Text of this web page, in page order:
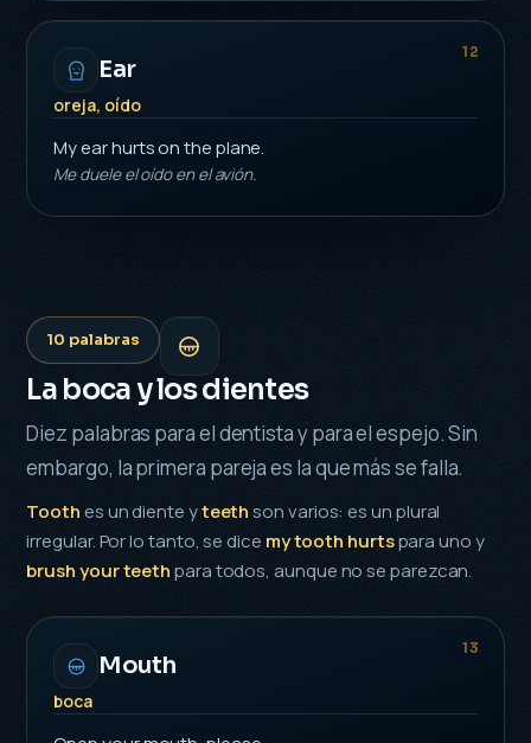
12
Ear
oreja, oído
My ear hurts on the plane.
Me duele el oído en el avión.
La boca y los dientes
Diez palabras para el dentista y para el espejo. Sin
embargo, la primera pareja es la que más se falla.
Toothes un diente yteethson varios: es un plural
irregular. Por lo tanto, se dice my tooth hurtspara uno y
brush your teethpara todos, aunque no se parezcan.
10 palabras
13
Mouth
boca